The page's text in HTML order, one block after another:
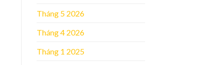
Tháng 5 2026
Tháng 4 2026
Tháng 1 2025